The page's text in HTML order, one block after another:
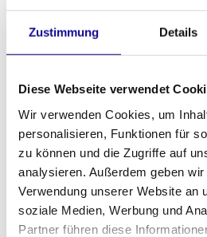
Zustimmung Details
Diese Webseite verwendet
Wir verwenden Cookies, um
personalisieren, Funktionen für
zu können und die Zugriffe auf
analysieren. Außerdem geben
Verwendung unserer Website an
soziale Medien, Werbung und
Partner führen diese
verankern. Das Ergebnis:
Die Vielseitigkeit der
jedes Fahrzeugkonzept das
Auto Werkzeugkoffer. Ob als
spezielle Module – die L-BOXX
des Handwerkers an. Und
Lösung den